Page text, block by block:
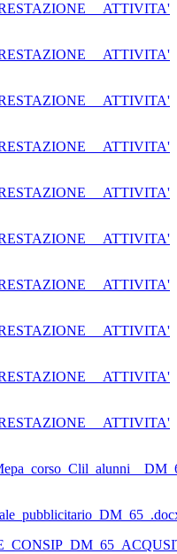
ATTIVITA'
ATTIVITA'
ATTIVITA'
ATTIVITA'
ATTIVITA'
ATTIVITA'
ATTIVITA'
ATTIVITA'
ATTIVITA'
ATTIVITA'